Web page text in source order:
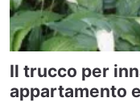
Il trucco per
appartamento